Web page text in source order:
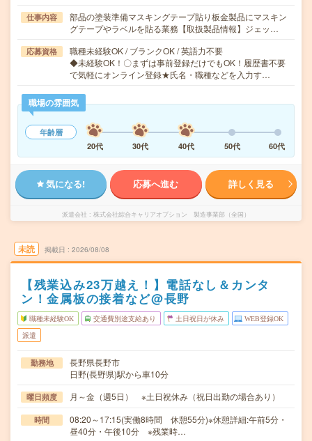
仕事内容
部品の塗装準備マスキングテープ貼り板金製品にマスキン
グテープやラベルを貼る業務【取扱製品情報】ジェッ…
応募資格
職種未経験OK / ブランクOK / 英語力不要
◆未経験OK！〇まずは事前登録だけでもOK！履歴書不要
で気軽にオンライン登録★氏名・職種などを入力す…
職場の雰囲気
年齢層
20代
30代 40代 50代 60代
気になる! 応募へ進む 詳しく見る
派遣会社 株式会社綜合キャリアオプション 製造事業部（全国）
未読 掲載日 2026/08/08
【残業込み23万越え！】電話なし＆カンタ
ン！金属板の接着など@長野
職種未経験OK 交通費別途支給あり 土日祝日が休み WEB登録OK
派遣
勤務地
長野県長野市
日野(長野県)駅から車10分
曜日頻度 月～金（週5日） ※土日祝休み（祝日出勤の場合あり）
時間
08:20～17:15(実働8時間 休憩55分)※休憩詳細:午前5分・
昼40分・午後10分 ※残業時…